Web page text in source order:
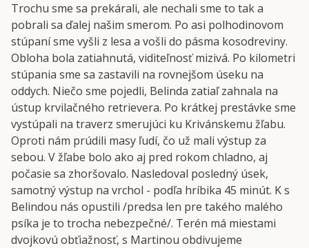
Trochu sme sa prekárali, ale nechali sme to tak a
pobrali sa ďalej našim smerom. Po asi polhodinovom
stúpaní sme vyšli z lesa a vošli do pásma kosodreviny.
Obloha bola zatiahnutá, viditeľnosť mizivá. Po kilometri
stúpania sme sa zastavili na rovnejšom úseku na
oddych. Niečo sme pojedli, Belinda zatiaľ zahnala na
ústup krvilačného retrievera. Po krátkej prestávke sme
vystúpali na traverz smerujúci ku Krivánskemu žľabu.
Oproti nám prúdili masy ľudí, čo už mali výstup za
sebou. V žľabe bolo ako aj pred rokom chladno, aj
počasie sa zhoršovalo. Nasledoval posledný úsek,
samotný výstup na vrchol - podľa hríbika 45 minút. K s
Belindou nás opustili /predsa len pre takého malého
psíka je to trocha nebezpečné/. Terén má miestami
dvojkovú obťiažnosť, s Martinou obdivujeme